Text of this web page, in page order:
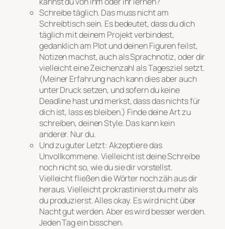
Schreibe täglich. Das muss nicht am
Schreibtisch sein. Es bedeutet, dass du dich
täglich mit deinem Projekt verbindest,
gedanklich am Plot und deinen Figuren feilst,
Notizen machst, auch als Sprachnotiz, oder dir
vielleicht eine Zeichenzahl als Tagesziel setzt.
(Meiner Erfahrung nach kann dies aber auch
unter Druck setzen, und sofern du keine
Deadline hast und merkst, dass das nichts für
dich ist, lass es bleiben.) FindedeineArt zu
schreiben, deinen Style. Das kann kein
anderer. Nur du.
Und zu guter Letzt: Akzeptiere das
Unvollkommene. Vielleicht ist deine Schreibe
noch nicht so, wie du sie dir vorstellst.
Vielleicht fließen die Wörter noch zäh aus dir
heraus. Vielleicht prokrastinierst du mehr als
du produzierst. Alles okay. Es wird nicht über
Nacht gut werden. Aber es wird besser werden.
Jeden Tag ein bisschen.